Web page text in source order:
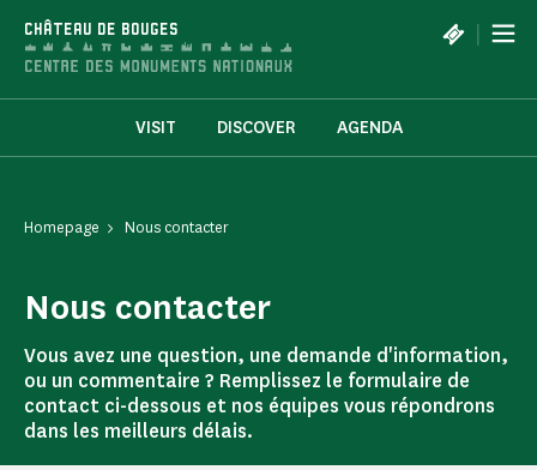
CHÂTEAU DE BOUGES |
VISIT DISCOVER AGENDA
Homepage Nous contacter
Nous contacter
Vous avez une question, une demande d'information,
ou un commentaire ? Remplissez le formulaire de
contact ci-dessous et nos équipes vous répondrons
dans les meilleurs délais.